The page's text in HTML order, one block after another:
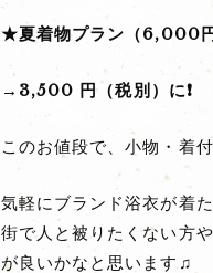
★夏着物プラン（6,000円
→3,500 円（税別）に❗
このお値段で、小物・着
気軽にブランド浴衣が着
街で人と被りたくない方
が良いかなと思います♫